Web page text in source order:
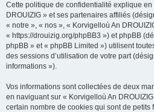
Cette politique de confidentialité explique
DROUIZIG » et ses partenaires affiliés
« notre », « nos », « Korvigelloù An
« https://drouizig.org/phpBB3 ») et phpBB
phpBB » et « phpBB Limited ») utilisent
des sessions d’utilisation de votre part
informations »).
Vos informations sont collectées de deux
en naviguant sur « Korvigelloù An
certain nombre de cookies qui sont de petits